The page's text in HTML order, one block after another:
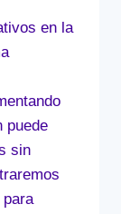
en la
puede
sin